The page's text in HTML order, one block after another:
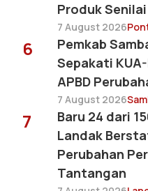
Produk
7 August 2026
6
Pemkab
Sepakati
APBD
7 August 2026
7
Baru 24 dari
Landak
Perubahan
Tantangan